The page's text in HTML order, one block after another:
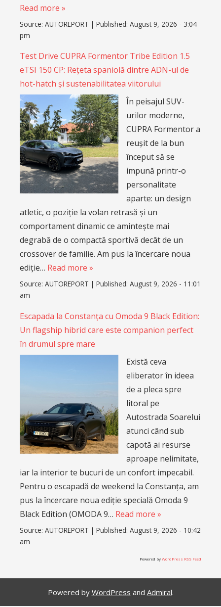
Read more »
Source: AUTOREPORT | Published: August 9, 2026 - 3:04
pm
Test Drive CUPRA Formentor Tribe Edition 1.5
eTSI 150 CP: Rețeta spaniolă dintre ADN-ul de
hot-hatch și sustenabilitatea viitorului
În peisajul SUV-
urilor moderne,
CUPRA Formentor a
reușit de la bun
început să se
impună printr-o
personalitate
aparte: un design
atletic, o poziție la volan retrasă și un
comportament dinamic ce amintește mai
degrabă de o compactă sportivă decât de un
crossover de familie. Am pus la încercare noua
ediție… Read more »
Source: AUTOREPORT | Published: August 9, 2026 - 11:01
am
Escapada la Constanța cu Omoda 9 Black Edition:
Un flagship hibrid care este companion perfect
în drumul spre mare
Există ceva
eliberator în ideea
de a pleca spre
litoral pe
Autostrada Soarelui
atunci când sub
capotă ai resurse
aproape nelimitate,
iar la interior te bucuri de un confort impecabil.
Pentru o escapadă de weekend la Constanța, am
pus la încercare noua ediție specială Omoda 9
Black Edition (OMODA 9… Read more »
Source: AUTOREPORT | Published: August 9, 2026 - 10:42
am
Powered byWordPress RSS Feed
Powered by WordPress and Admiral.